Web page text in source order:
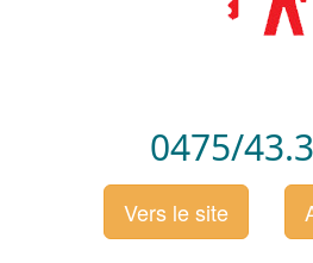
0475/
Vers le site